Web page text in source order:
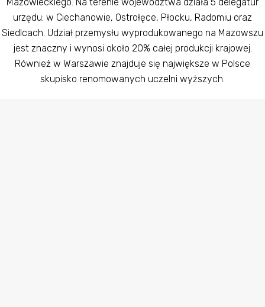
urzędu: w Ciechanowie, Ostrołęce, Płocku, Radomiu oraz
Siedlcach. Udział przemysłu wyprodukowanego na Mazowszu
jest znaczny i wynosi około 20% całej produkcji krajowej.
Również w Warszawie znajduje się największe w Polsce
skupisko renomowanych uczelni wyższych.